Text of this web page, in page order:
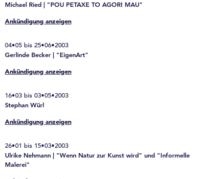
Michael Ried | "POU PETAXE TO AGORI MAU"
Ankündigung anzeigen
04•05 bis 25•06•2003
Gerlinde Becker | "EigenArt"
Ankündigung anzeigen
16•03 bis 03•05•2003
Stephan Würl
Ankündigung anzeigen
26•01 bis 15•03•2003
Ulrike Nehmann | "Wenn Natur zur Kunst wird" und "Informelle
Malerei"